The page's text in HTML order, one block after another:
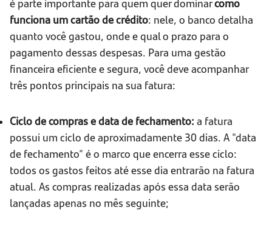
funciona um cartão de crédito: nele, o banco detalha
quanto você gastou, onde e qual o prazo para o
pagamento dessas despesas. Para uma gestão
financeira eficiente e segura, você deve acompanhar
três pontos principais na sua fatura:
Ciclo de compras e data de fechamento: a fatura
possui um ciclo de aproximadamente 30 dias. A "data
de fechamento" é o marco que encerra esse ciclo:
todos os gastos feitos até esse dia entrarão na fatura
atual. As compras realizadas após essa data serão
lançadas apenas no mês seguinte;